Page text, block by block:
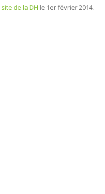
site de la DH le 1er février 2014.